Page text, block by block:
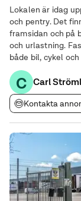
Lokalen är idag
och pentry. Det
framsidan och på
och urlastning. Fastigheten ligger väldigt lättillgängligt med
både bil, cykel
söderleden och
gångavstånd och
C Carl
Kontakta